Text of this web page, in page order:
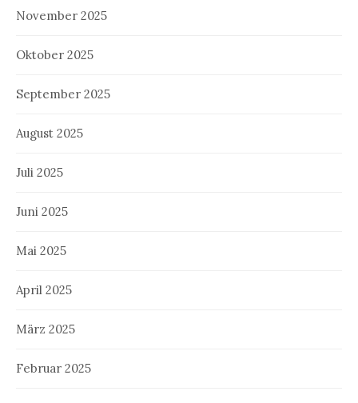
November 2025
Oktober 2025
September 2025
August 2025
Juli 2025
Juni 2025
Mai 2025
April 2025
März 2025
Februar 2025